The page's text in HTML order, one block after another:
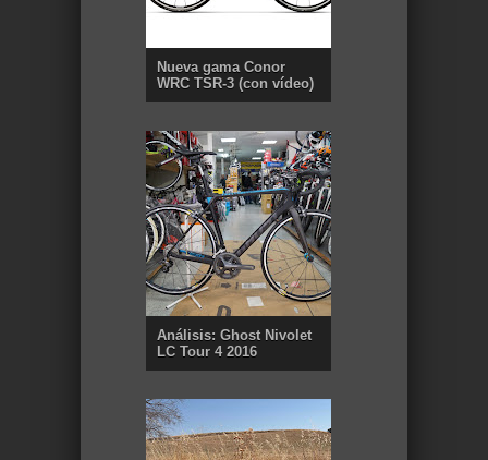
Nueva gama Conor
WRC TSR-3 (con vídeo)
Análisis: Ghost Nivolet
LC Tour 4 2016